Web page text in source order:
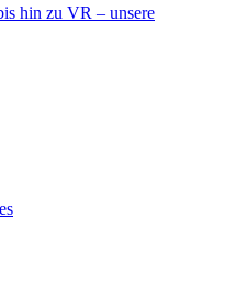
hin zu VR – unsere